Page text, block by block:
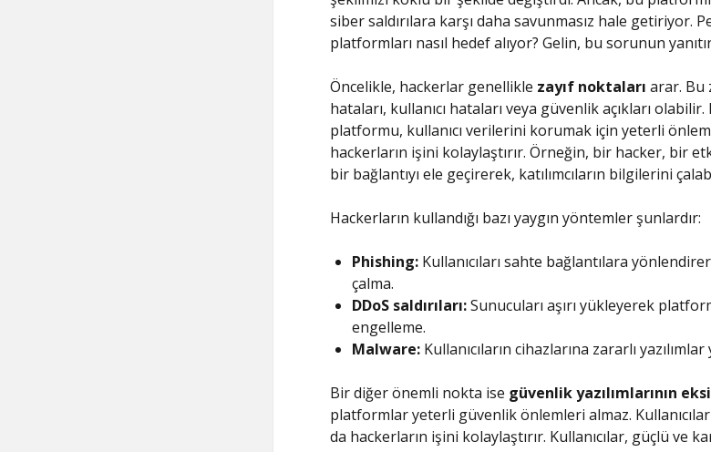
TWITTER GIZLI
siber saldırılara karşı daha savunmasız hale getiriyor.
platformları nasıl hedef alıyor? Gelin, bu sorunun
Öncelikle, hackerlar genellikle zayıf noktaları arar. Bu
hataları, kullanıcı hataları veya güvenlik açıkları
platformu, kullanıcı verilerini korumak için yeterli
hackerların işini kolaylaştırır. Örneğin, bir hacker, bir
bir bağlantıyı ele geçirerek, katılımcıların bilgilerini
Hackerların kullandığı bazı yaygın yöntemler şunlardır:
Phishing:Kullanıcıları sahte bağlantılara
çalma.
DDoS saldırıları:Sunucuları aşırı yükleyerek
engelleme.
Malware:Kullanıcıların cihazlarına zararlı
Bir diğer önemli nokta ise güvenlik yazılımlarının
platformlar yeterli güvenlik önlemleri almaz.
da hackerların işini kolaylaştırır. Kullanıcılar, güçlü ve